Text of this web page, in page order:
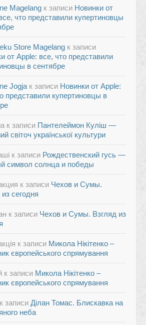
Magelang к записи Новинки от
что представили купертиновцы
Store Magelang к записи
от Apple: все, что представили
в сентябре
Jogja к записи Новинки от Apple:
представили купертиновцы в
к записи Пантелеймон Куліш —
світоч української культури
к записи Рождественский гусь —
символ солнца и победы
к записи Чехов и Сумы.
сегодня
к записи Чехов и Сумы. Взгляд из
к записи Микола Нікітенко –
європейського спрямування
к записи Микола Нікітенко –
європейського спрямування
к записи Ділан Томас. Блискавка на
неба